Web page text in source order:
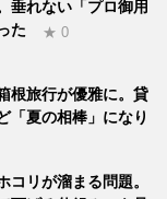
垂れない「プロ御用
た
★ 0
根旅行が優雅に。貸
「夏の相棒」になり
コリが溜まる問題。